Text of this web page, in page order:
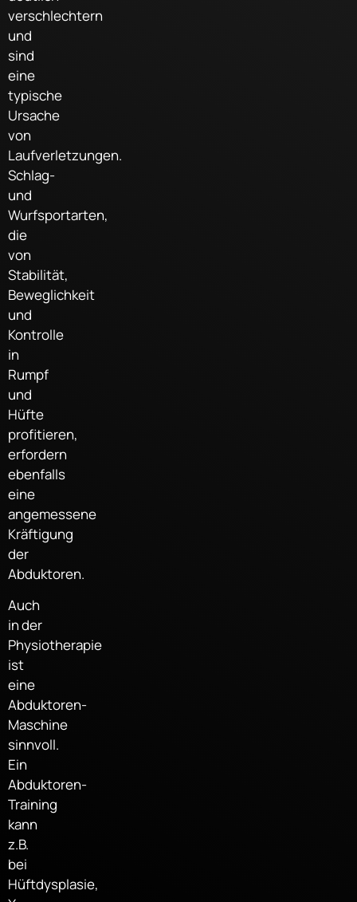
verschlechtern
und
sind
eine
typische
Ursache
von
Laufverletzungen.
Schlag-
und
Wurfsportarten,
die
von
Stabilität,
Beweglichkeit
und
Kontrolle
in
Rumpf
und
Hüfte
profitieren,
erfordern
ebenfalls
eine
angemessene
Kräftigung
der
Abduktoren.
Auch
in der
Physiotherapie
ist
eine
Abduktoren-
Maschine
sinnvoll.
Ein
Abduktoren-
Training
kann
z.B.
bei
Hüftdysplasie,